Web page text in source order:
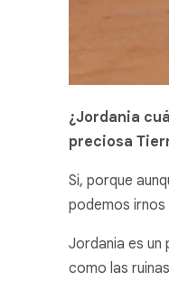
¿Jordania
preciosa
Si, porque
podemos irnos
Jordania es un
como las